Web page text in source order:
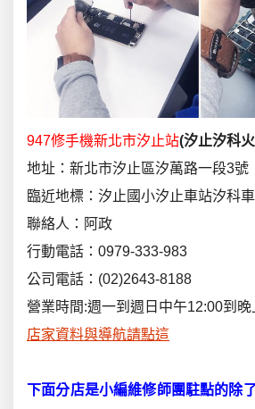
947修手機新北市汐止站(汐止汐科
地址：新北市汐止區汐萬路一段3號
臨近地標：汐止國小汐止車站汐科
聯絡人：阿政
行動電話：0979-333-983
公司電話：(02)2643-8188
營業時間:週一到週日中午12:00到晚
店家資料與導航請點這
下面分店是小編維修師團駐點的除